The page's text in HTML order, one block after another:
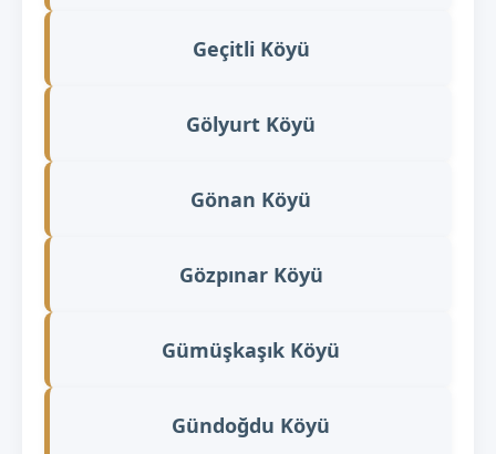
Geçitli Köyü
Gölyurt Köyü
Gönan Köyü
Gözpınar Köyü
Gümüşkaşık Köyü
Gündoğdu Köyü